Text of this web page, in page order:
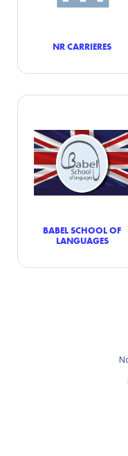
NR CARRIERES
BABEL SCHOOL OF
LANGUAGES